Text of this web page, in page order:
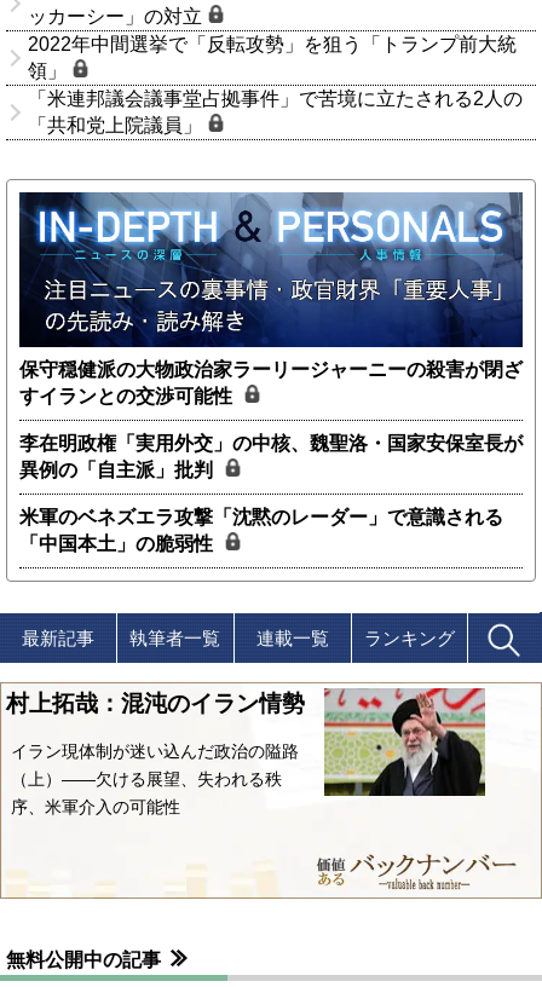
ッカーシー」の対立
2022年中間選挙で「反転攻勢」を狙う「トランプ前大統
領」
「米連邦議会議事堂占拠事件」で苦境に立たされる2人の
「共和党上院議員」
保守穏健派の大物政治家ラーリージャーニーの殺害が閉ざ
すイランとの交渉可能性
李在明政権「実用外交」の中核、魏聖洛・国家安保室長が
異例の「自主派」批判
米軍のベネズエラ攻撃「沈黙のレーダー」で意識される
「中国本土」の脆弱性
最新記事 執筆者一覧 連載一覧 ランキング
村上拓哉：混沌のイラン情勢
イラン現体制が迷い込んだ政治の隘路
（上）――欠ける展望、失われる秩
序、米軍介入の可能性
無料公開中の記事